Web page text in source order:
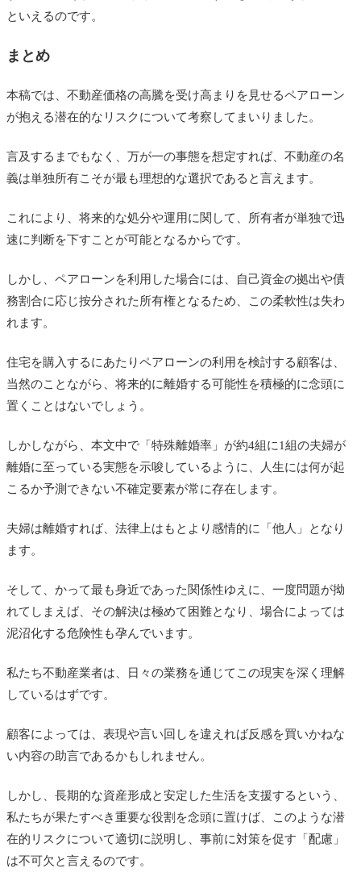
といえるのです。
まとめ
本稿では、不動産価格の高騰を受け高まりを見せるペアローン
が抱える潜在的なリスクについて考察してまいりました。
言及するまでもなく、万が一の事態を想定すれば、不動産の名
義は単独所有こそが最も理想的な選択であると言えます。
これにより、将来的な処分や運用に関して、所有者が単独で迅
速に判断を下すことが可能となるからです。
しかし、ペアローンを利用した場合には、自己資金の拠出や債
務割合に応じ按分された所有権となるため、この柔軟性は失わ
れます。
住宅を購入するにあたりペアローンの利用を検討する顧客は、
当然のことながら、将来的に離婚する可能性を積極的に念頭に
置くことはないでしょう。
しかしながら、本文中で「特殊離婚率」が約4組に1組の夫婦が
離婚に至っている実態を示唆しているように、人生には何が起
こるか予測できない不確定要素が常に存在します。
夫婦は離婚すれば、法律上はもとより感情的に「他人」となり
ます。
そして、かって最も身近であった関係性ゆえに、一度問題が拗
れてしまえば、その解決は極めて困難となり、場合によっては
泥沼化する危険性も孕んでいます。
私たち不動産業者は、日々の業務を通じてこの現実を深く理解
しているはずです。
顧客によっては、表現や言い回しを違えれば反感を買いかねな
い内容の助言であるかもしれません。
しかし、長期的な資産形成と安定した生活を支援するという、
私たちが果たすべき重要な役割を念頭に置けば、このような潜
在的リスクについて適切に説明し、事前に対策を促す「配慮」
は不可欠と言えるのです。